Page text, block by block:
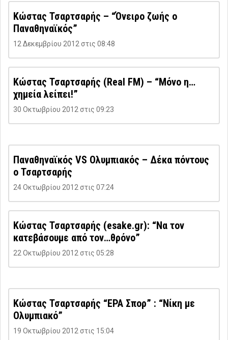
Κώστας Τσαρτσαρής – “Όνειρο ζωής ο
Παναθηναϊκός”
12 Δεκεμβρίου 2012 στις 08:48
Κώστας Τσαρτσαρής (Real FM) – “Μόνο η…
χημεία λείπει!”
30 Οκτωβρίου 2012 στις 09:23
Παναθηναϊκός VS Ολυμπιακός – Δέκα πόντους
ο Τσαρτσαρής
24 Οκτωβρίου 2012 στις 07:24
Κώστας Τσαρτσαρής (esake.gr): “Να τον
κατεβάσουμε από τον…θρόνο”
22 Οκτωβρίου 2012 στις 05:28
Κώστας Τσαρτσαρής “ΕΡΑ Σπορ” : “Νίκη με
Ολυμπιακό”
19 Οκτωβρίου 2012 στις 15:04